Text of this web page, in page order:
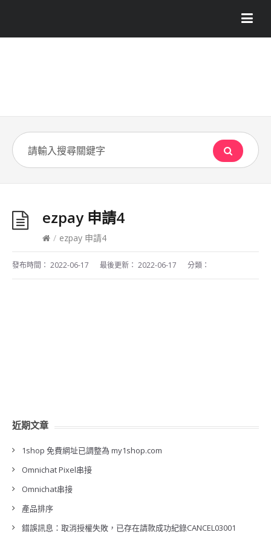
ezpay 申請4
/ ezpay 申請4
發布時間： 2022-06-17 最後更新： 2022-06-17 分類：
近期文章
1shop 免費網址已調整為 my1shop.com
Omnichat Pixel串接
Omnichat串接
產品排序
錯誤訊息：取消授權失敗，已存在請款成功紀錄CANCEL03001